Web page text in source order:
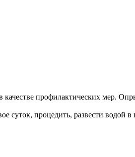
профилактических мер.
суток, процедить, развести водой